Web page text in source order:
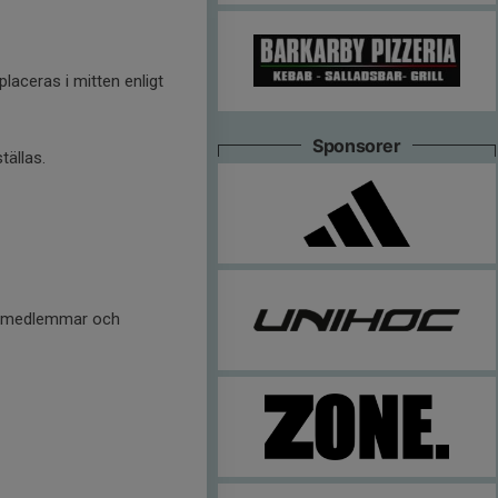
i mitten enligt
och
Sponsorer